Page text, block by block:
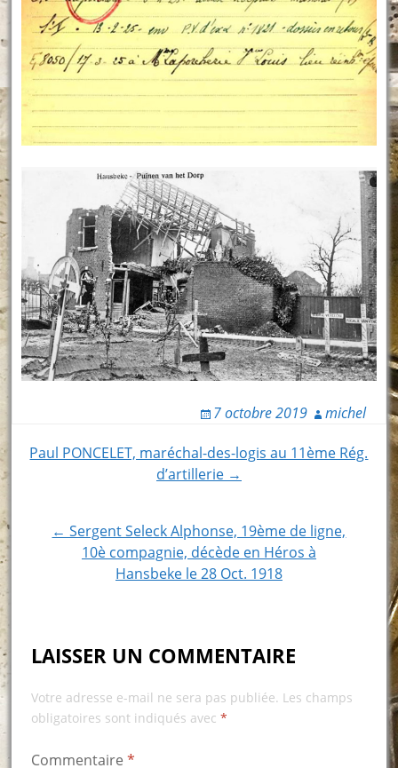
7 octobre 2019 michel
Post
Paul PONCELET, maréchal-des-logis au 11ème Rég.
d’artillerie →
← Sergent Seleck Alphonse, 19ème de ligne,
10è compagnie, décède en Héros à
Hansbeke le 28 Oct. 1918
LAISSER UN COMMENTAIRE
Votre adresse e-mail ne sera pas publiée. Les champs
obligatoires sont indiqués avec *
Commentaire *